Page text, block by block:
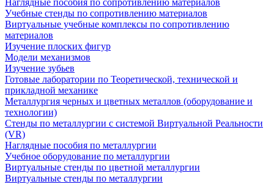
Наглядные пособия по сопротивлению материалов
Учебные стенды по сопротивлению материалов
Виртуальные учебные комплексы по сопротивлению
материалов
Изучение плоских фигур
Модели механизмов
Изучение зубьев
Готовые лаборатории по Теоретической, технической и
прикладной механике
Металлургия черных и цветных металлов (оборудование и
технологии)
Cтенды по металлургии с системой Виртуальной Реальности
(VR)
Наглядные пособия по металлургии
Учебное оборудование по металлургии
Виртуальные стенды по цветной металлургии
Виртуальные стенды по металлургии